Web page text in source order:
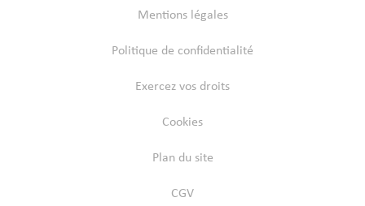
Mentions légales
Politique de confidentialité
Exercez vos droits
Cookies
Plan du site
CGV